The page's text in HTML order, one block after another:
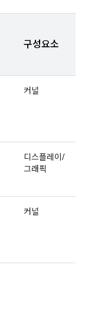
구성요소
커널
디스플레이/
그래픽
커널